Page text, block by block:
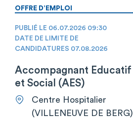
OFFRE D’EMPLOI
PUBLIÉ LE 06.07.2026 09:30
DATE DE LIMITE DE
CANDIDATURES 07.08.2026
Accompagnant Educatif
et Social (AES)
Centre Hospitalier
(VILLENEUVE DE BERG)